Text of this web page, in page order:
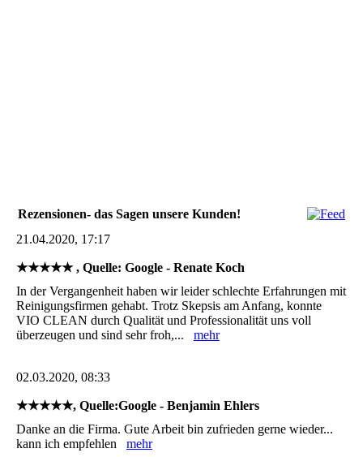
Rezensionen- das Sagen unsere Kunden!
21.04.2020, 17:17
★★★★★ , Quelle: Google - Renate Koch
In der Vergangenheit haben wir leider schlechte Erfahrungen mit
Reinigungsfirmen gehabt. Trotz Skepsis am Anfang, konnte
VIO CLEAN durch Qualität und Professionalität uns voll
überzeugen und sind sehr froh,... mehr
02.03.2020, 08:33
★★★★★, Quelle:Google - Benjamin Ehlers
Danke an die Firma. Gute Arbeit bin zufrieden gerne wieder...
kann ich empfehlen mehr